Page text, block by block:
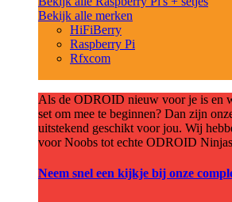
Bekijk alle merken
HiFiBerry
Raspberry Pi
Rfxcom
Als de ODROID nieuw voor je is en
set om mee te beginnen? Dan zijn
uitstekend geschikt voor jou. Wij
voor Noobs tot echte ODROID
Neem snel een kijkje bij onze